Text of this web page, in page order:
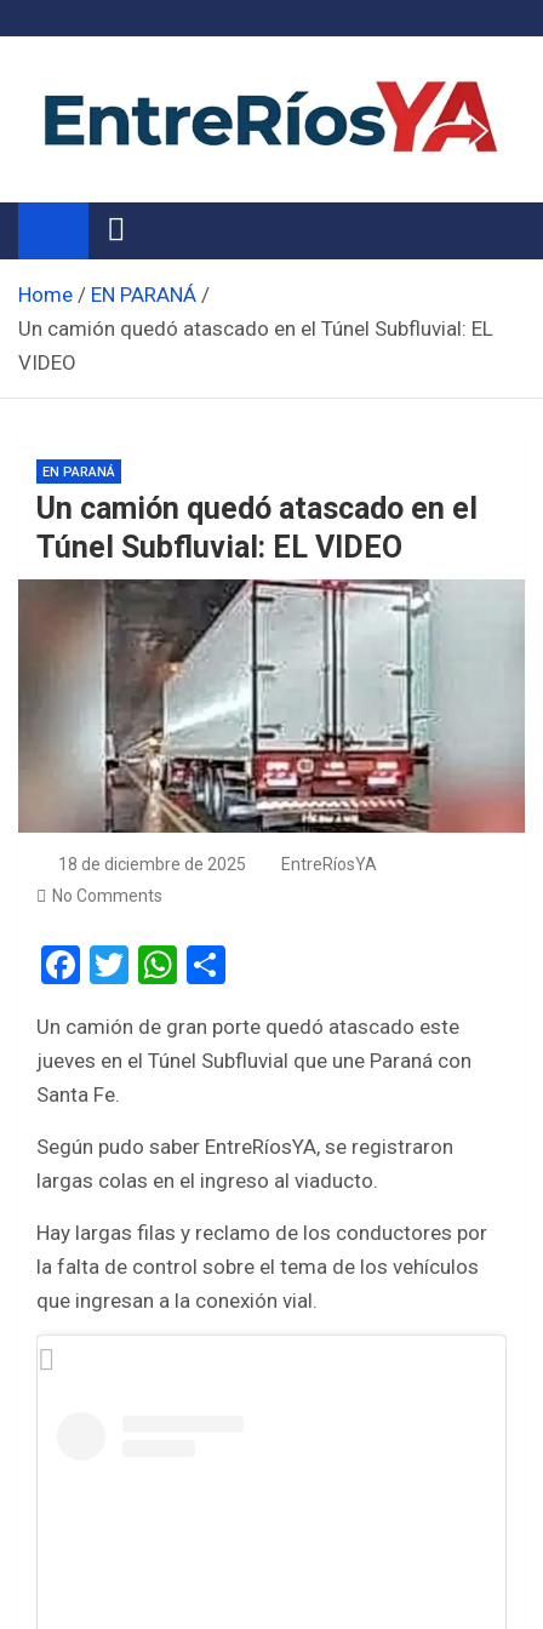
Noticias de Entre Ríos
Información de toda la provincia ahora
Home
EN PARANÁ
Un camión quedó atascado en el Túnel Subfluvial: EL
VIDEO
EN PARANÁ
Un camión quedó atascado en el
Túnel Subfluvial: EL VIDEO
18 de diciembre de 2025
EntreRíosYA
No Comments
F
ce
b
o
k
T
tt
er
W
at
s
p
p
ar
e
Un camión de gran porte quedó atascado este
jueves en el Túnel Subfluvial que une Paraná con
Santa Fe.
Según pudo saber EntreRíosYA, se registraron
largas colas en el ingreso al viaducto.
Hay largas filas y reclamo de los conductores por
la falta de control sobre el tema de los vehículos
que ingresan a la conexión vial.